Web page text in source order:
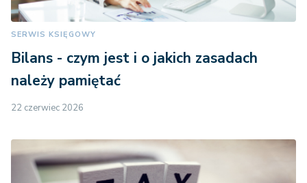
SERWIS KSIĘGOWY
Bilans - czym jest i o jakich zasadach
należy pamiętać
22 czerwiec 2026